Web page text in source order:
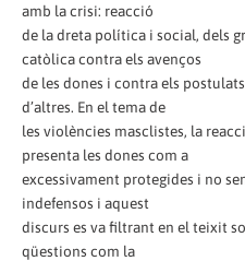
amb la crisi: reacció
de la dreta política i social, dels
catòlica contra els avenços
de les dones i contra els
d’altres. En el tema de
les violències masclistes, la
presenta les dones com a
excessivament protegides i no
indefensos i aquest
discurs es va filtrant en el teixit
qüestions com la